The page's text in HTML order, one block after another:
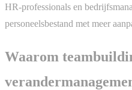
HR-professionals en
personeelsbestand met meer
Waarom